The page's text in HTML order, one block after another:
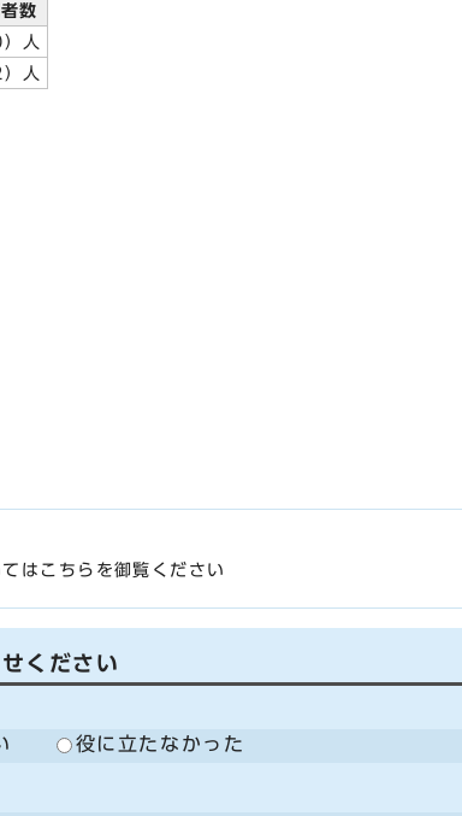
数
人
人
はこちらを御覧ください
ください
役に立たなかった